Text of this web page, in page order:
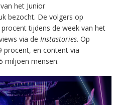
het Junior
bezocht. De volgers op
tijdens de week van het
via de Instastories. Op
procent, en content via
miljoen mensen.